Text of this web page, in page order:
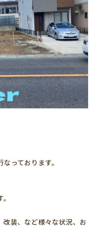
っております。
装、など様々な状況、お